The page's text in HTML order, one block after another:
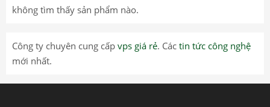
không tìm thấy sản phẩm nào.
Công ty chuyên cung cấp vps giá rẻ. Các tin tức công nghệ
mới nhất.